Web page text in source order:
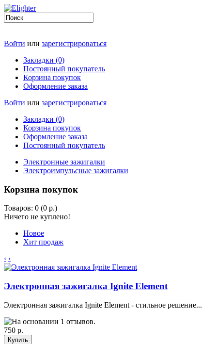
Войти или зарегистрироваться
Закладки (0)
Постоянный покупатель
Корзина покупок
Оформление заказа
Войти или зарегистрироваться
Закладки (0)
Корзина покупок
Оформление заказа
Постоянный покупатель
Электронные зажигалки
Электроимпульсные зажигалки
Корзина покупок
Товаров: 0 (0 р.)
Ничего не куплено!
Новое
Хит продаж
‹ ›
Электронная зажигалка Ignite Element
Электронная зажигалка Ignite Element - стильное решение...
750 р.